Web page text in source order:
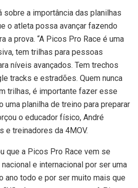
sobre a importância das planilhas
o atleta possa avançar fazendo
a prova. “A Picos Pro Race é uma
tem trilhas para pessoas
níveis avançados. Tem trechos
tracks e estradões. Quem nunca
trilhas, é importante fazer esse
uma planilha de treino para preparar
o educador físico, André
e treinadores da 4MOV.
que a Picos Pro Race vem se
e internacional por ser uma
ano todo e por ser muito mais que